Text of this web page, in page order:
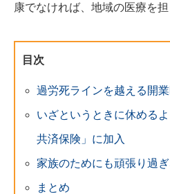
康でなければ、地域の医療を
目次
過労死ラインを越える開
いざというときに休める
共済保険」に加入
家族のためにも頑張り過
まとめ